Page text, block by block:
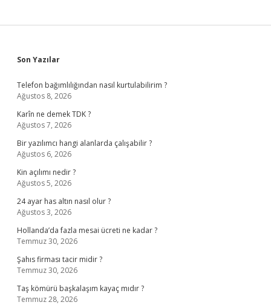
Sidebar
Son Yazılar
Telefon bağımlılığından nasıl kurtulabilirim ?
Ağustos 8, 2026
Karîn ne demek TDK ?
Ağustos 7, 2026
Bir yazılımcı hangi alanlarda çalışabilir ?
Ağustos 6, 2026
Kin açılımı nedir ?
Ağustos 5, 2026
24 ayar has altın nasıl olur ?
Ağustos 3, 2026
Hollanda’da fazla mesai ücreti ne kadar ?
Temmuz 30, 2026
Şahıs firması tacir midir ?
Temmuz 30, 2026
Taş kömürü başkalaşım kayaç mıdır ?
Temmuz 28, 2026